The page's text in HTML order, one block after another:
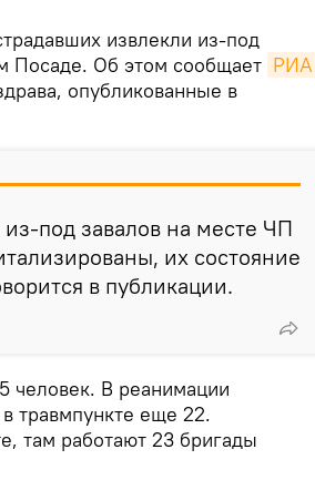
извлекли из-под
Посаде. Об этом сообщает РИА
опубликованные в
под завалов на месте ЧП
их состояние
в публикации.
человек. В реанимации
травмпункте еще 22.
там работают 23 бригады